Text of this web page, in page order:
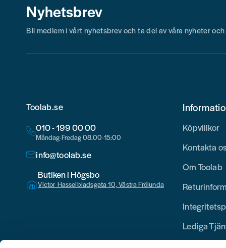
Nyhetsbrev
Bli medlem i vårt nyhetsbrev och ta del av våra nyheter
Toolab.se
010 - 199 00 00
Måndag-Fredag 08.00-15:00
info@toolab.se
Butiken i Högsbo
Victor Hasselbladsgata 10, Västra Frölunda
Köpvillkor
Kontakta
Om Toolab
Lediga